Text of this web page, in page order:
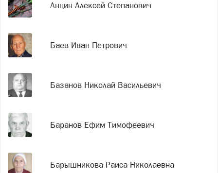
Анцин Алексей Степанович
Баев Иван Петрович
Базанов Николай Васильевич
Баранов Ефим Тимофеевич
Барышникова Раиса Николаевна